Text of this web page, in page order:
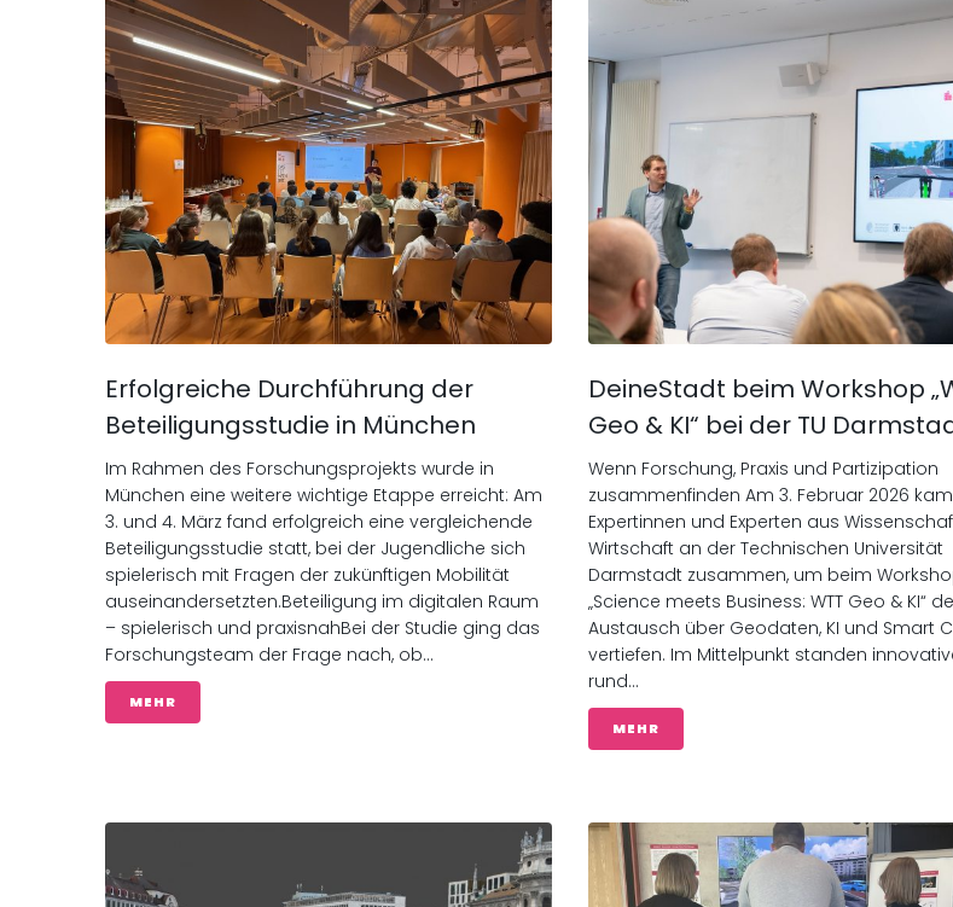
Erfolgreiche Durchführung der
Beteiligungsstudie in München
Im Rahmen des Forschungsprojekts wurde in
München eine weitere wichtige Etappe erreicht: Am
3. und 4. März fand erfolgreich eine vergleichende
Beteiligungsstudie statt, bei der Jugendliche sich
spielerisch mit Fragen der zukünftigen Mobilität
auseinandersetzten.Beteiligung im digitalen Raum
– spielerisch und praxisnahBei der Studie ging das
Forschungsteam der Frage nach, ob...
MEHR
DeineStadt beim Workshop
Geo & KI“ bei der TU
Wenn Forschung, Praxis und Partizipation
zusammenfinden Am 3. Februar 2026
Expertinnen und Experten aus
Wirtschaft an der Technischen Universität
Darmstadt zusammen, um beim
„Science meets Business: WTT Geo & KI“
Austausch über Geodaten, KI und Smart
vertiefen. Im Mittelpunkt standen
rund...
MEHR